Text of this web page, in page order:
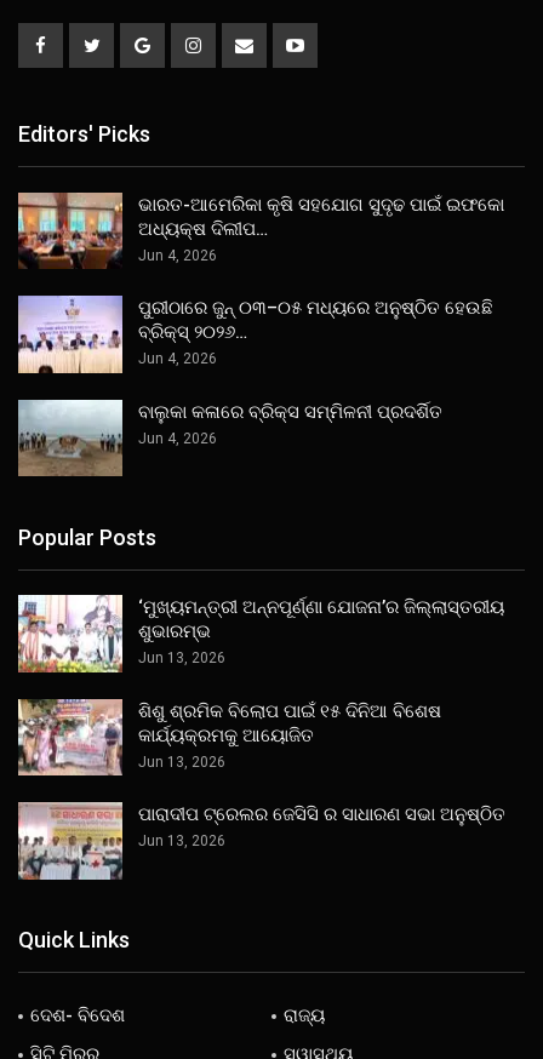
Editors' Picks
ଭାରତ-ଆମେରିକା କୃଷି ସହଯୋଗ ସୁଦୃଢ ପାଇଁ ଇଫକୋ
ଅଧ୍ୟକ୍ଷ ଦିଲୀପ…
Jun 4, 2026
ପୁରୀଠାରେ ଜୁନ୍ ୦୩–୦୫ ମଧ୍ୟରେ ଅନୁଷ୍ଠିତ ହେଉଛି
ବ୍ରିକ୍ସ୍ ୨୦୨୬…
Jun 4, 2026
ବାଲୁକା କଳାରେ ବ୍ରିକ୍ସ ସମ୍ମିଳନୀ ପ୍ରଦର୍ଶିତ
Jun 4, 2026
Popular Posts
‘ମୁଖ୍ୟମନ୍ତ୍ରୀ ଅନ୍ନପୂର୍ଣ୍ଣା ଯୋଜନା’ର ଜିଲ୍ଲାସ୍ତରୀୟ
ଶୁଭାରମ୍ଭ
Jun 13, 2026
ଶିଶୁ ଶ୍ରମିକ ବିଲୋପ ପାଇଁ ୧୫ ଦିନିଆ ବିଶେଷ
କାର୍ଯ୍ୟକ୍ରମକୁ ଆୟୋଜିତ
Jun 13, 2026
ପାରାଦୀପ ଟ୍ରେଲର ଜେସିସି ର ସାଧାରଣ ସଭା ଅନୁଷ୍ଠିତ
Jun 13, 2026
Quick Links
ଦେଶ- ବିଦେଶ
ରାଜ୍ୟ